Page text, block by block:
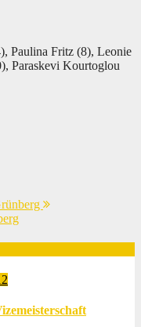
Paulina Fritz (8), Leonie
Paraskevi Kourtoglou